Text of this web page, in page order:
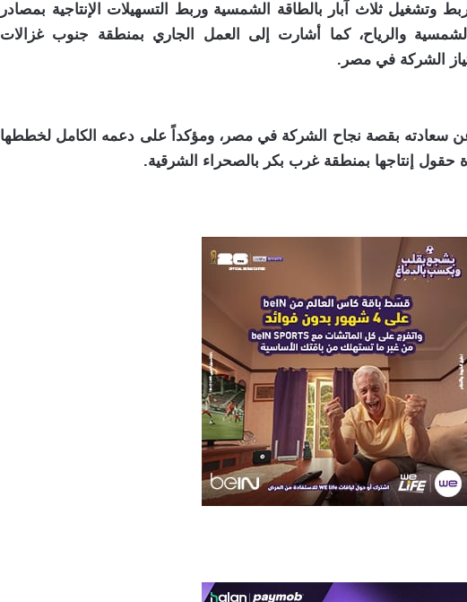
وتشغيل ثلاث آبار بالطاقة الشمسية وربط التسهيلات الإنتاجية بمصادر
والرياح، كما أشارت إلى العمل الجاري بمنطقة جنوب غزالات
الشركة في مصر.
عن سعادته بقصة نجاح الشركة في مصر، ومؤكداً على دعمه الكامل لخططها
حقول إنتاجها بمنطقة غرب بكر بالصحراء الشرقية.